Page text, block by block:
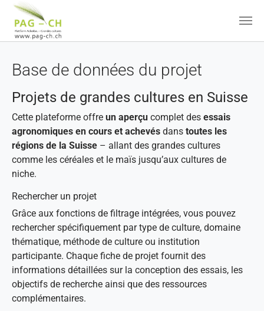
Base de données du projet
Projets de grandes cultures en Suisse
Cette plateforme offre un aperçu complet des essais
agronomiques en cours et achevés dans toutes les
régions de la Suisse – allant des grandes cultures
comme les céréales et le maïs jusqu’aux cultures de
niche.
Rechercher un projet
Grâce aux fonctions de filtrage intégrées, vous pouvez
rechercher spécifiquement par type de culture, domaine
thématique, méthode de culture ou institution
participante. Chaque fiche de projet fournit des
informations détaillées sur la conception des essais, les
objectifs de recherche ainsi que des ressources
complémentaires.